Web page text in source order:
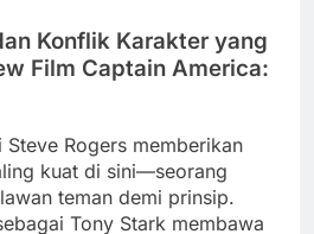
Konflik Karakter yang
Film Captain America:
Steve Rogers memberikan
kuat di sini—seorang
teman demi prinsip.
Tony Stark membawa